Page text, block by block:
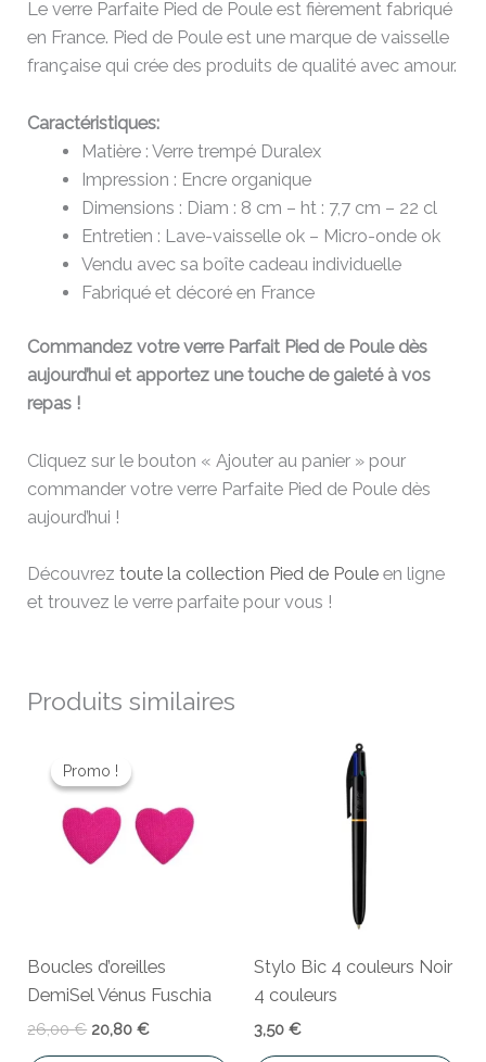
Le verre Parfaite Pied de Poule est fièrement fabriqué
en France. Pied de Poule est une marque de vaisselle
française qui crée des produits de qualité avec amour.
Caractéristiques:
Matière : Verre trempé Duralex
Impression : Encre organique
Dimensions : Diam : 8 cm – ht : 7,7 cm – 22 cl
Entretien : Lave-vaisselle ok – Micro-onde ok
Vendu avec sa boîte cadeau individuelle
Fabriqué et décoré en France
Commandez votre verre Parfait Pied de Poule dès
aujourd’hui et apportez une touche de gaieté à vos
repas !
Cliquez sur le bouton « Ajouter au panier » pour
commander votre verre Parfaite Pied de Poule dès
aujourd’hui !
Découvreztoute la collection Pied de Poule en ligne
et trouvez le verre parfaite pour vous !
Produits similaires
Promo !
Promo !
Boucles d’oreilles
DemiSel Vénus Fuschia
26,00€
prix
initial
était :
26,00 €.
20,80€
est :
20,80 €.
Stylo Bic 4 couleurs Noir
4 couleurs
3,50 €